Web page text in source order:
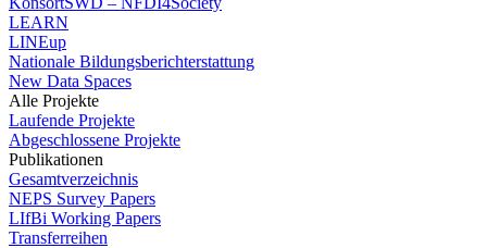
LEARN
LINEup
Nationale Bildungsberichterstattung
New Data Spaces
Alle Projekte
Laufende Projekte
Abgeschlossene Projekte
Publikationen
Gesamtverzeichnis
NEPS Survey Papers
LIfBi Working Papers
Transferreihen